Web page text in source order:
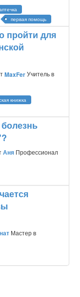
первая помощь
пройти для
MaxFer Учитель в
книжка
Аня Профессионал
Мастер в